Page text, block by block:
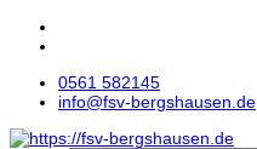
0561 582145
info@fsv-bergshausen.de